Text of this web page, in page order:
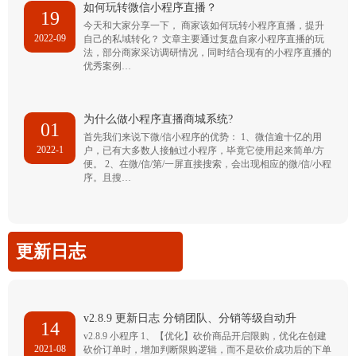
19
2022-09
如何玩转微信小程序直播？
今天和大家分享一下， 商家该如何玩转小程序直播，提升
自己的私域转化？ 文章主要通过复盘自家小程序直播的玩
法，部分商家采访调研情况，同时结合现有的小程序直播的
优秀案例…
01
2022-1
为什么做小程序直播商城系统?
首先我们来说下微/信小程序的优势： 1、微信逾十亿的用
户，已有大多数人接触过小程序，毕竟它使用起来简单/方
便。 2、在微/信/第/一屏直接搜索，会出现相应的微/信/小程
序。且搜…
更新日志
14
2021-08
v2.8.9 更新日志 分销团队、分销等级自动升
v2.8.9 小程序 1、【优化】砍价商品开启限购，优化在创建
砍价订单时，增加判断限购逻辑，而不是砍价成功后的下单